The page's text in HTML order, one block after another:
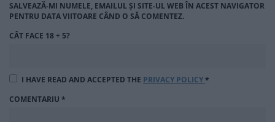
SALVEAZĂ-MI NUMELE, EMAILUL ȘI SITE-UL WEB ÎN ACEST NAVIGATOR
PENTRU DATA VIITOARE CÂND O SĂ COMENTEZ.
CÂT FACE 18 + 5?
I HAVE READ AND ACCEPTED THE PRIVACY POLICY*
COMENTARIU *